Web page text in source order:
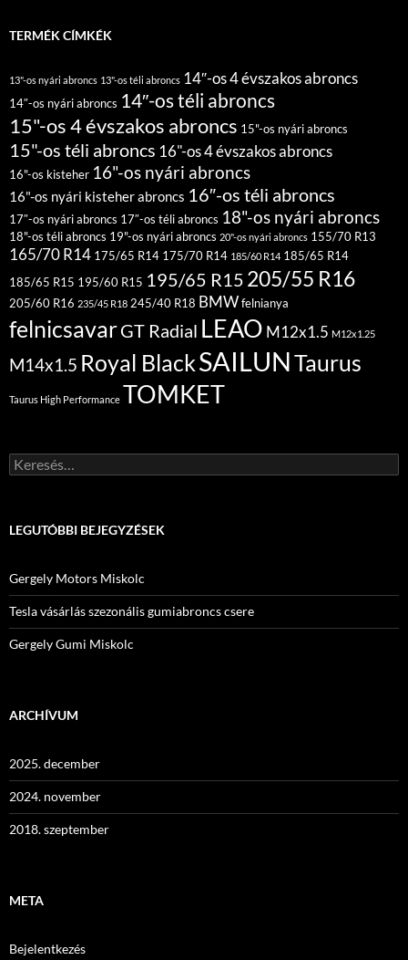
TERMÉK CÍMKÉK
13"-os nyári abroncs 13"-os téli abroncs 14″-os 4 évszakos abroncs
14″-os nyári abroncs 14″-os téli abroncs
15"-os 4 évszakos abroncs 15"-os nyári abroncs
15"-os téli abroncs 16"-os 4 évszakos abroncs
16"-os kisteher 16"-os nyári abroncs
16"-os nyári kisteher abroncs 16″-os téli abroncs
17″-os nyári abroncs 17″-os téli abroncs 18"-os nyári abroncs
18"-os téli abroncs 19"-os nyári abroncs 20"-os nyári abroncs 155/70 R13
165/70 R14 175/65 R14 175/70 R14 185/60 R14 185/65 R14
185/65 R15 195/60 R15 195/65 R15 205/55 R16
205/60 R16 235/45 R18 245/40 R18 BMWfelnianya
felnicsavarGT Radial LEAO M12x1.5 M12x1.25
M14x1.5 Royal BlackSAILUNTaurus
Taurus High Performance TOMKET
Keresés:
LEGUTÓBBI BEJEGYZÉSEK
Gergely Motors Miskolc
Tesla vásárlás szezonális gumiabroncs csere
Gergely Gumi Miskolc
ARCHÍVUM
2025. december
2024. november
2018. szeptember
META
Bejelentkezés